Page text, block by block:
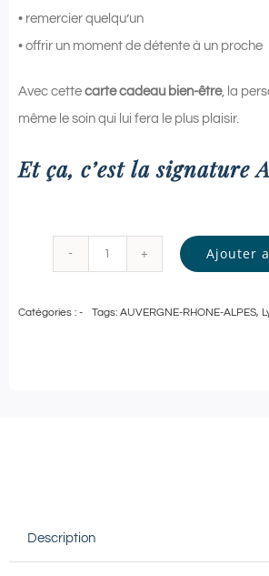
• remercier quelqu’un
• offrir un moment de détente à un proche
Avec cette carte cadeau bien-être, la
même le soin qui lui fera le plus plaisir.
Et ça, c’est la signature
Pass
utiliser
Ajouter
Catégories : - Tags: AUVERGNE-RHONE-ALPES,
Description